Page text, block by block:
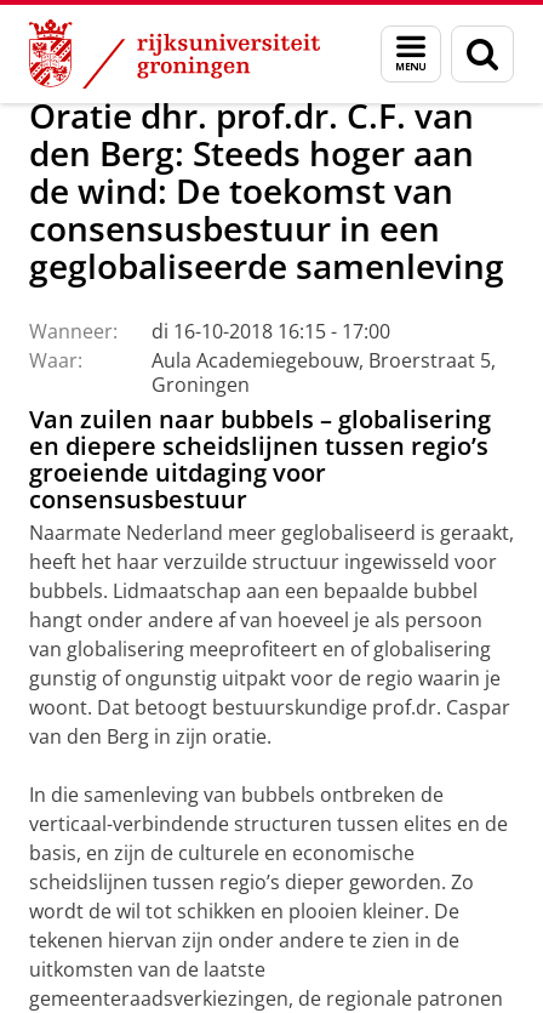
Skip
Content
Skip
Navigation
Menu
en
zoeken
Over ons Actueel Evenementen Oraties
Oratie dhr. prof.dr. C.F. van
den Berg: Steeds hoger aan
de wind: De toekomst van
consensusbestuur in een
geglobaliseerde samenleving
Wanneer:
di 16-10-2018 16:15 - 17:00
Waar:
Aula Academiegebouw, Broerstraat 5,
Groningen
Van zuilen naar bubbels – globalisering
en diepere scheidslijnen tussen regio’s
groeiende uitdaging voor
consensusbestuur
Naarmate Nederland meer geglobaliseerd is geraakt,
heeft het haar verzuilde structuur ingewisseld voor
bubbels. Lidmaatschap aan een bepaalde bubbel
hangt onder andere af van hoeveel je als persoon
van globalisering meeprofiteert en of globalisering
gunstig of ongunstig uitpakt voor de regio waarin je
woont. Dat betoogt bestuurskundige prof.dr. Caspar
van den Berg in zijn oratie.
In die samenleving van bubbels ontbreken de
verticaal-verbindende structuren tussen elites en de
basis, en zijn de culturele en economische
scheidslijnen tussen regio’s dieper geworden. Zo
wordt de wil tot schikken en plooien kleiner. De
tekenen hiervan zijn onder andere te zien in de
uitkomsten van de laatste
gemeenteraadsverkiezingen, de regionale patronen